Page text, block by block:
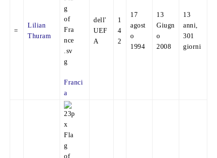
=
Lilian
Thuram
Franci
a
dell'
UEF
A
1
4
2
17
agost
o
1994
13
Giugn
o
2008
13
anni,
301
giorni